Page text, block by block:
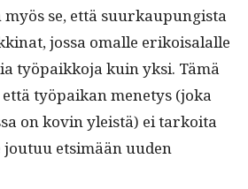
se, että suurkaupungista
jos­sa oma­lle erikoisalalle
työ­paikko­ja kuin yksi. Tämä
työ­paikan mene­tys (joka
on kovin yleistä) ei tarkoi­ta
joutuu etsimään uuden